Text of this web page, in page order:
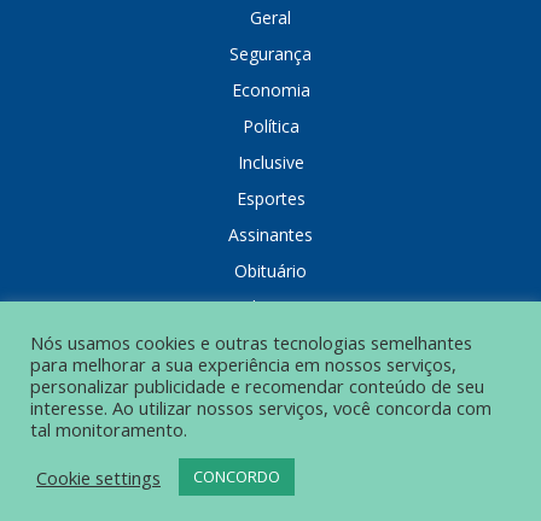
Geral
Segurança
Economia
Política
Inclusive
Esportes
Assinantes
Obituário
Colunistas
© Grupo Popular de Comunicação – Todos os direitos reservados.
POLÍTICA DE PRIVACIDADE
Nós usamos cookies e outras tecnologias semelhantes
para melhorar a sua experiência em nossos serviços,
personalizar publicidade e recomendar conteúdo de seu
interesse. Ao utilizar nossos serviços, você concorda com
tal monitoramento.
Cookie settings
CONCORDO